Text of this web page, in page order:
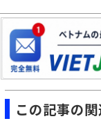
この記事の